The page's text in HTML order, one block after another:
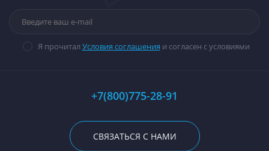
Я прочитал Условия соглашения и согласен с условиями
+7(800)775-28-91
СВЯЗАТЬСЯ С НАМИ